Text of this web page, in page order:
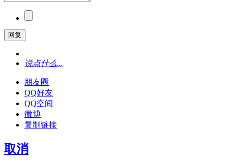
回复
说点什么...
朋友圈
QQ好友
QQ空间
微博
复制链接
取消